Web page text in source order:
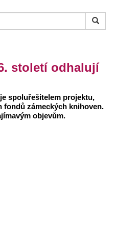
století odhalují
spoluřešitelem projektu,
fondů zámeckých knihoven.
objevům.